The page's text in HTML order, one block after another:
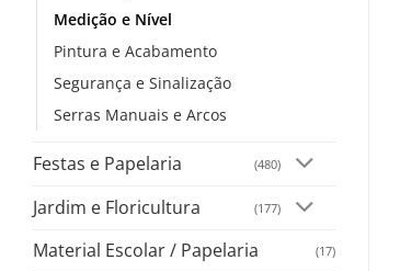
Medição e Nível
Pintura e Acabamento
Segurança e Sinalização
Serras Manuais e Arcos
Festas e Papelaria (480)
Jardim e Floricultura (177)
Material Escolar / Papelaria (17)